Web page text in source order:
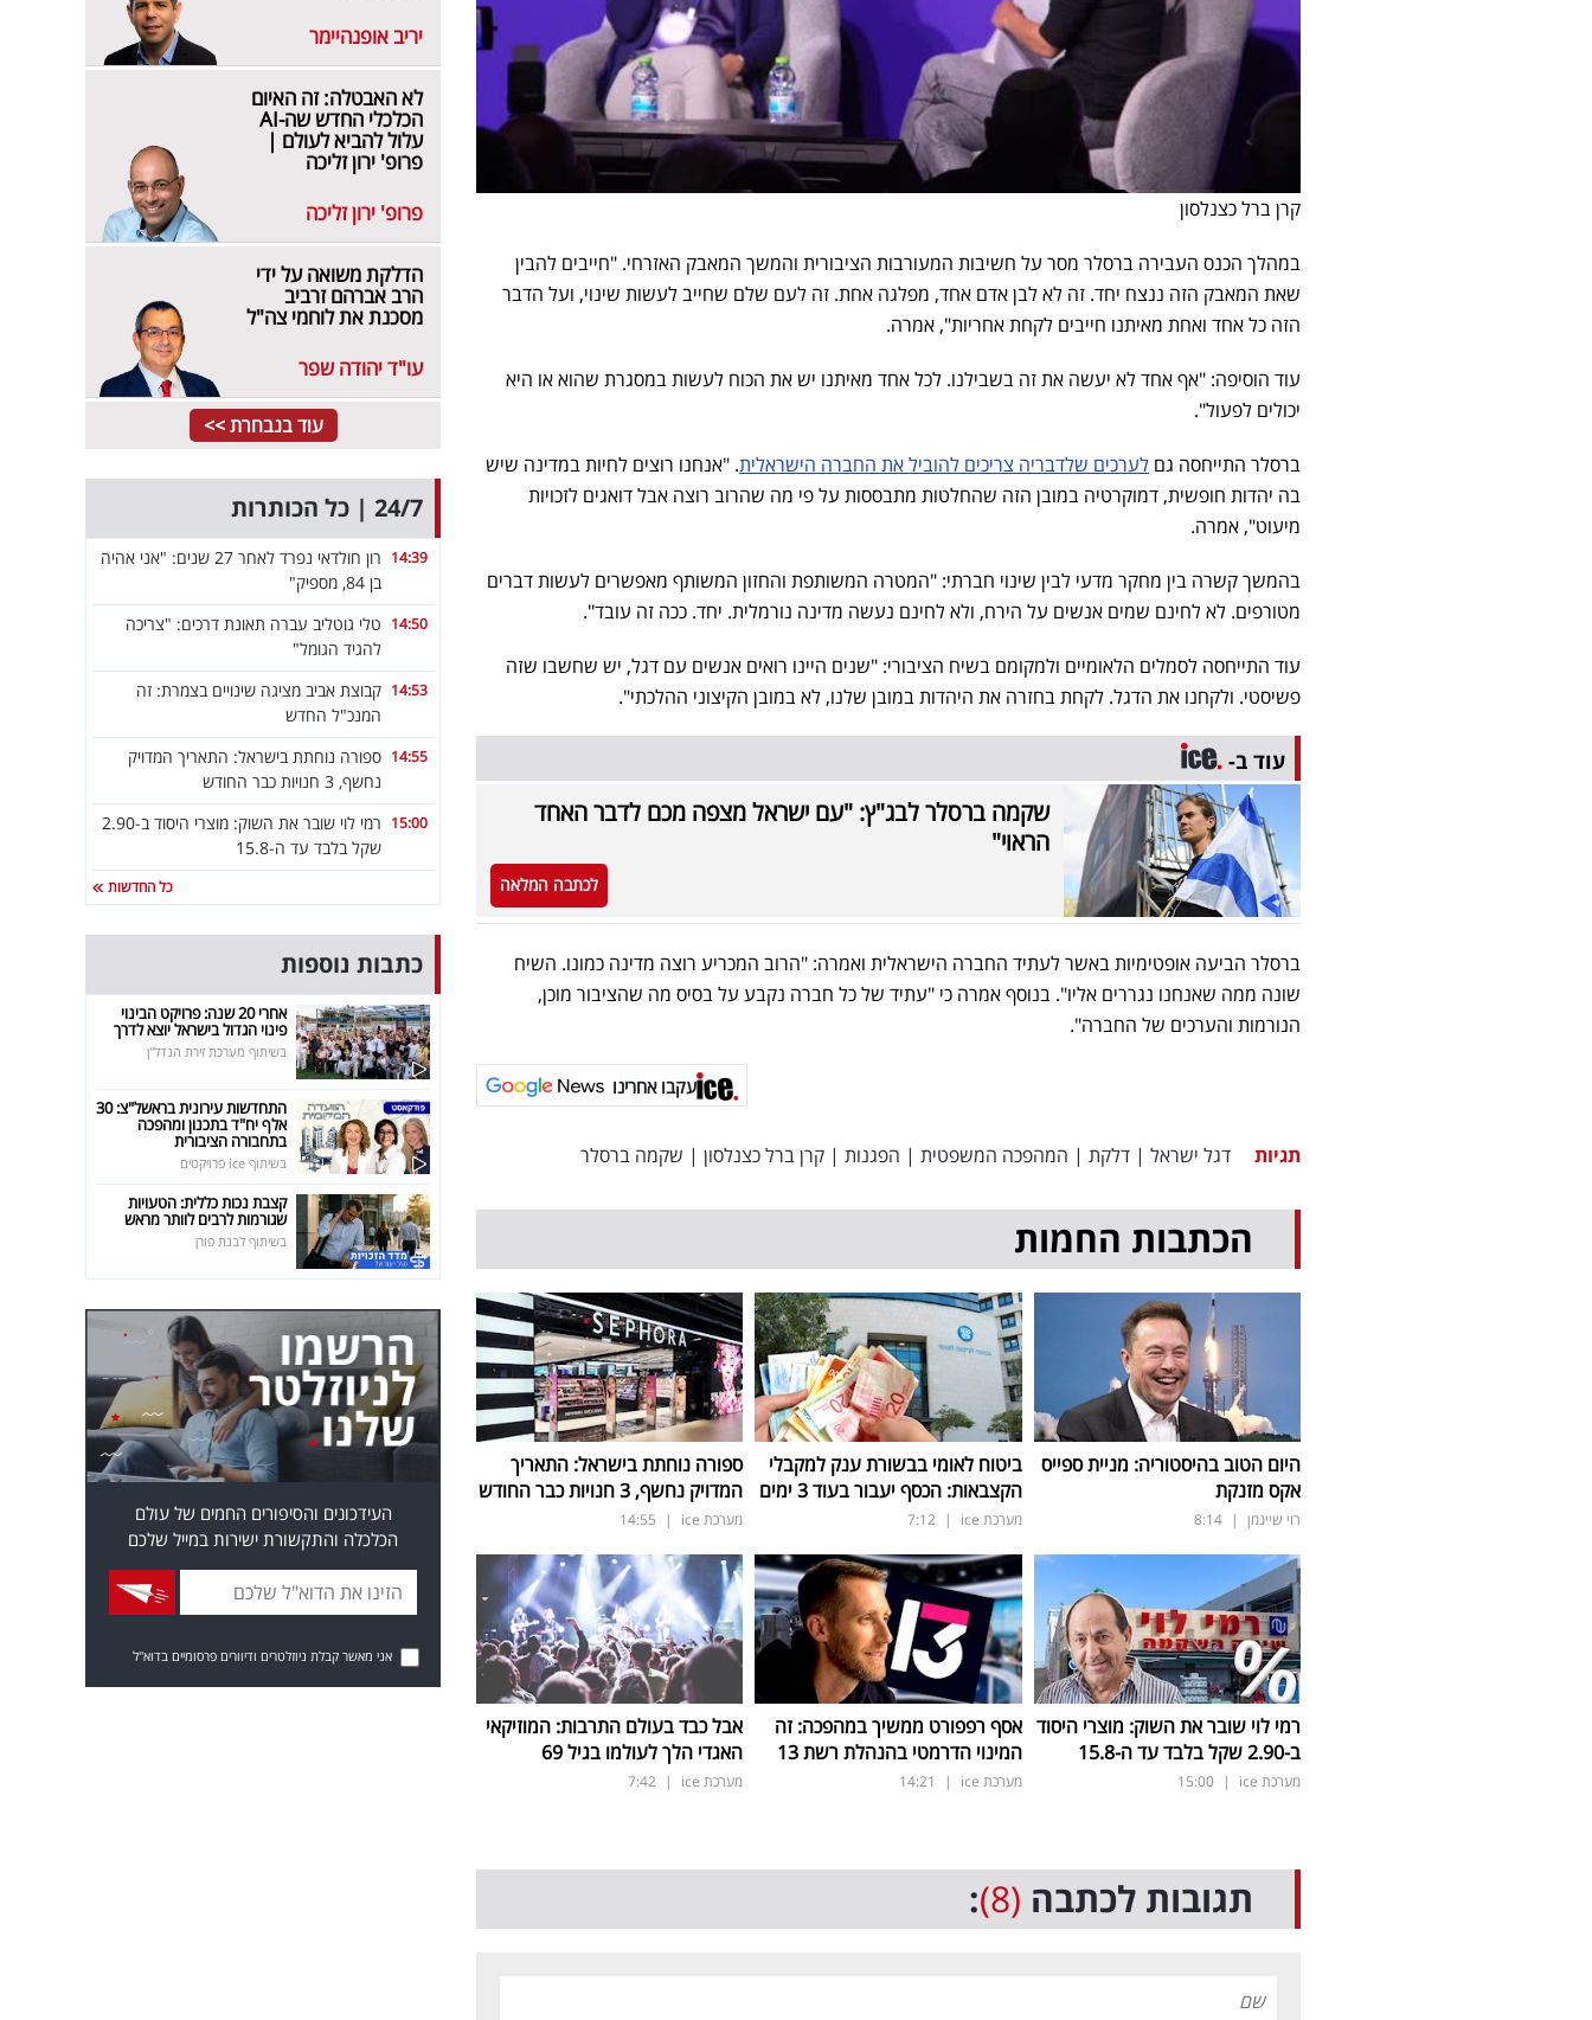
קרן ברל כצנלסון
במהלך הכנס העבירה ברסלר מסר על חשיבות המעורבות הציבורית והמשך המאבק האזרחי. "חייבים להבין
שאת המאבק הזה ננצח יחד. זה לא לבן אדם אחד, מפלגה אחת. זה לעם שלם שחייב לעשות שינוי, ועל הדבר
הזה כל אחד ואחת מאיתנו חייבים לקחת אחריות", אמרה.
עוד הוסיפה: "אף אחד לא יעשה את זה בשבילנו. לכל אחד מאיתנו יש את הכוח לעשות במסגרת שהוא או היא
יכולים לפעול".
ברסלר התייחסה גם לערכים שלדבריה צריכים להוביל את החברה הישראלית. "אנחנו רוצים לחיות במדינה שיש
בה יהדות חופשית, דמוקרטיה במובן הזה שהחלטות מתבססות על פי מה שהרוב רוצה אבל דואגים לזכויות
מיעוט", אמרה.
בהמשך קשרה בין מחקר מדעי לבין שינוי חברתי: "המטרה המשותפת והחזון המשותף מאפשרים לעשות דברים
מטורפים. לא לחינם שמים אנשים על הירח, ולא לחינם נעשה מדינה נורמלית. יחד. ככה זה עובד".
עוד התייחסה לסמלים הלאומיים ולמקומם בשיח הציבורי: "שנים היינו רואים אנשים עם דגל, יש שחשבו שזה
פשיסטי. ולקחנו את הדגל. לקחת בחזרה את היהדות במובן שלנו, לא במובן הקיצוני ההלכתי".
עוד ב-
שקמה ברסלר לבג"ץ: "עם ישראל מצפה מכם לדבר האחד
הראוי"
לכתבה המלאה
ברסלר הביעה אופטימיות באשר לעתיד החברה הישראלית ואמרה: "הרוב המכריע רוצה מדינה כמונו. השיח
שונה ממה שאנחנו נגררים אליו". בנוסף אמרה כי "עתיד של כל חברה נקבע על בסיס מה שהציבור מוכן,
הנורמות והערכים של החברה".
עקבו אחרינו
תגיות דגל ישראל | דלקת | המהפכה המשפטית | הפגנות | קרן ברל כצנלסון | שקמה ברסלר
הכתבות החמות
היום הטוב בהיסטוריה: מניית ספייס
אקס מזנקת
רוי שיינמן |
8:14
ביטוח לאומי בבשורת ענק למקבלי
הקצבאות: הכסף יעבור בעוד 3 ימים
מערכת ice |
7:12
ספורה נוחתת בישראל: התאריך
המדויק נחשף, 3 חנויות כבר החודש
מערכת ice |
14:55
רמי לוי שובר את השוק: מוצרי היסוד
ב-2.90 שקל בלבד עד ה-15.8
מערכת ice |
15:00
אסף רפפורט ממשיך במהפכה: זה
המינוי הדרמטי בהנהלת רשת 13
מערכת ice |
14:21
אבל כבד בעולם התרבות: המוזיקאי
האגדי הלך לעולמו בגיל 69
מערכת ice |
7:42
תגובות לכתבה (8)
:
יריב אופנהיימר
לא האבטלה: זה האיום
הכלכלי החדש שה-AI
עלול להביא לעולם |
פרופ' ירון זליכה
פרופ' ירון זליכה
הדלקת משואה על ידי
הרב אברהם זרביב
מסכנת את לוחמי צה"ל
עו"ד יהודה שפר
עוד בנבחרת >>
24/7 | כל הכותרות
14:39
רון חולדאי נפרד לאחר 27 שנים: "אני אהיה
בן 84, מספיק"
14:50 טלי גוטליב עברה תאונת דרכים: "צריכה
להגיד הגומל"
14:53 קבוצת אביב מציגה שינויים בצמרת: זה
המנכ"ל החדש
14:55 ספורה נוחתת בישראל: התאריך המדויק
נחשף, 3 חנויות כבר החודש
15:00
רמי לוי שובר את השוק: מוצרי היסוד ב-2.90
שקל בלבד עד ה-15.8
כל החדשות
כתבות נוספות
אחרי 20 שנה: פרויקט הבינוי
פינוי הגדול בישראל יוצא לדרך
בשיתוף מערכת זירת הנדל"ן
התחדשות עירונית בראשל"צ: 30
אלף יח"ד בתכנון ומהפכה
בתחבורה הציבורית
בשיתוף ice פרויקטים
קצבת נכות כללית: הטעויות
שגורמות לרבים לוותר מראש
בשיתוף לבנת פורן
העידכונים והסיפורים החמים של עולם
הכלכלה והתקשורת ישירות במייל שלכם
אני מאשר קבלת ניוזלטרים ודיוורים פרסומיים בדוא"ל